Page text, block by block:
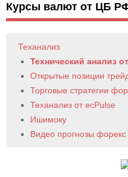
Курсы валют от ЦБ
Теханализ
Технический анализ
Открытые позиции
Торговые стратегии
Теханализ от ecPulse
Ишимоку
Видео прогнозы форекс